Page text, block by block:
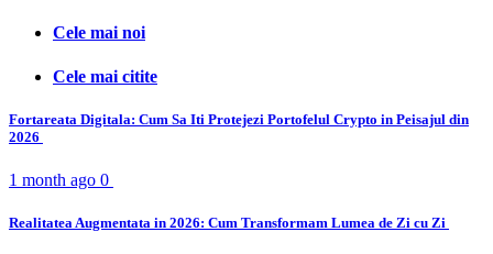
Cele mai noi
Cele mai citite
Fortareata Digitala: Cum Sa Iti Protejezi Portofelul Crypto in Peisajul din
2026
1 month ago 0
Realitatea Augmentata in 2026: Cum Transformam Lumea de Zi cu Zi